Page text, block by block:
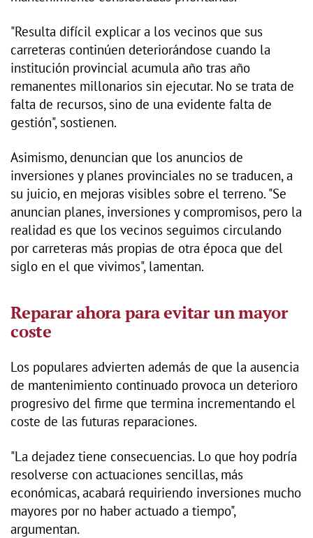
"Resulta difícil explicar a los vecinos que sus
carreteras continúen deteriorándose cuando la
institución provincial acumula año tras año
remanentes millonarios sin ejecutar. No se trata de
falta de recursos, sino de una evidente falta de
gestión", sostienen.
Asimismo, denuncian que los anuncios de
inversiones y planes provinciales no se traducen, a
su juicio, en mejoras visibles sobre el terreno. "Se
anuncian planes, inversiones y compromisos, pero la
realidad es que los vecinos seguimos circulando
por carreteras más propias de otra época que del
siglo en el que vivimos", lamentan.
Reparar ahora para evitar un mayor
coste
Los populares advierten además de que la ausencia
de mantenimiento continuado provoca un deterioro
progresivo del firme que termina incrementando el
coste de las futuras reparaciones.
"La dejadez tiene consecuencias. Lo que hoy podría
resolverse con actuaciones sencillas, más
económicas, acabará requiriendo inversiones mucho
mayores por no haber actuado a tiempo",
argumentan.